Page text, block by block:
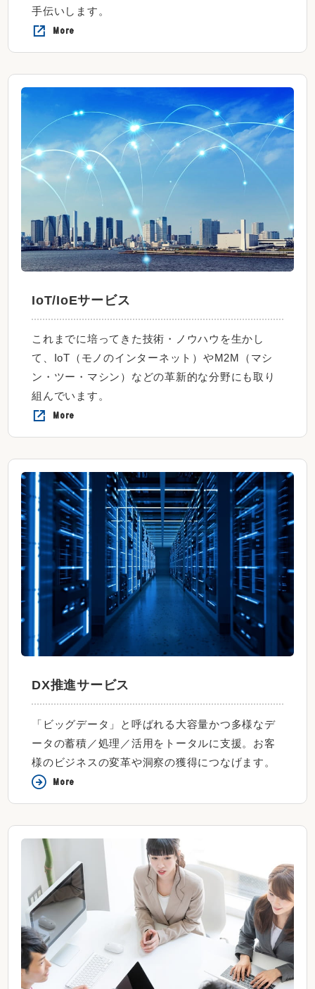
手伝いします。
More
IoT/IoEサービス
これまでに培ってきた技術・ノウハウを生かし
て、IoT（モノのインターネット）やM2M（マシ
ン・ツー・マシン）などの革新的な分野にも取り
組んでいます。
More
DX推進サービス
「ビッグデータ」と呼ばれる大容量かつ多様なデ
ータの蓄積／処理／活用をトータルに支援。お客
様のビジネスの変革や洞察の獲得につなげます。
More